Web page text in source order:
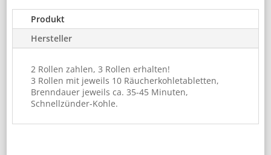
3
Rollen
Räucherkohle
(33mm)
Produkt
Hersteller
2 Rollen zahlen, 3 Rollen erhalten!
3 Rollen mit jeweils 10 Räucherkohletabletten,
Brenndauer jeweils ca. 35-45 Minuten,
Schnellzünder-Kohle.